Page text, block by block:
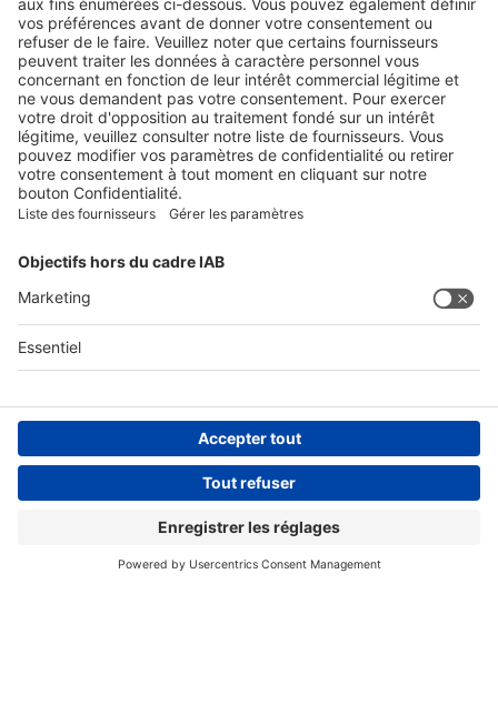
Pour l’annonce d’effets indésirables d'un médicament de Spirig
HealthCare SA
Tel. +41 62 388 85 88
pharmacovigilance@spirig-healthcare.ch
SUIVEZ-NOUS SUR
Conditions générales
Déclaration de protection des données
Avis de protection
Compliance